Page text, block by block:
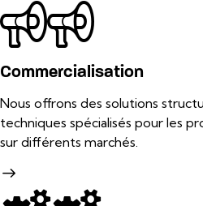
Commercialisation
Nous offrons des solutions
techniques spécialisés pour les
sur différents marchés.